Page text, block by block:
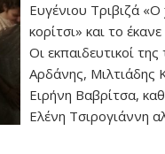
Ευγένιου Τριβιζά
κορίτσι» και το
Οι εκπαιδευτικοί
Αρδάνης, Μιλτιάδης
Ειρήνη Βαβρίτσα,
Ελένη Τσιρογιάννη